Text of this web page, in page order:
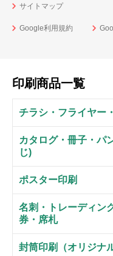
サイトマップ
Google利用規約
印刷商品一覧
チラシ・フライヤー
カタログ・冊子・パ
じ)
ポスター印刷
名刺・トレーディン
券・席札
封筒印刷（オリジナ